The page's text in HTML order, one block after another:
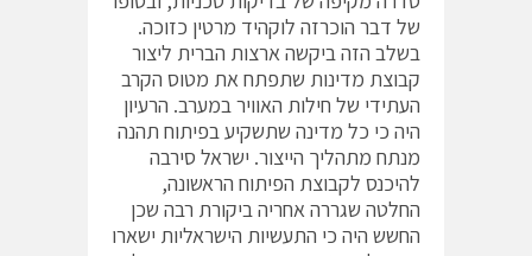
של דבר הוכרזה לוקהיד מרטין כזוכה.
בשלב הזה ביקשה ארצות הברית ליצור
קבוצת מדינות שתפתח את מטוס הקרב
העתידי של חילות האוויר במערב. הרעיון
היה כי כל מדינה שתשקיע בפיתוח תהנה
מנתח מתהליך הייצור. ישראל סירבה
להיכנס לקבוצת הפיתוח הראשונה,
החלטה שגררה אחריה ביקורת רבה שכן
החשש היה כי התעשיות הישראליות ישארו